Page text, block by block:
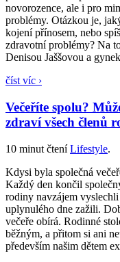
novorozence, ale i pro
problémy. Otázkou je,
kojení přínosem, nebo
zdravotní problémy? Na
Denisou Jaššovou a
číst víc ›
Večeříte spolu?
zdraví všech členů
10 minut čtení Lifestyle.
Kdysi byla společná
Každý den končil
rodiny navzájem
uplynulého dne zažili.
večeře obírá. Rodinné
běžným, a přitom si ani
především našim dětem